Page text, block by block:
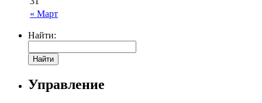
« Март
Найти:
Управление